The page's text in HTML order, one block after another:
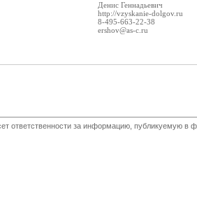
Денис Геннадьевич
http://vzyskanie-dolgov.ru
8-495-663-22-38
ershov@as-c.ru
ответственности за информацию, публикуемую